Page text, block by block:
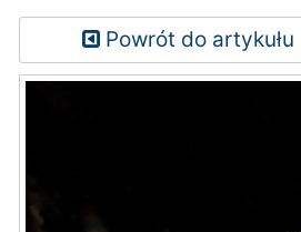
Powrót do artykułu